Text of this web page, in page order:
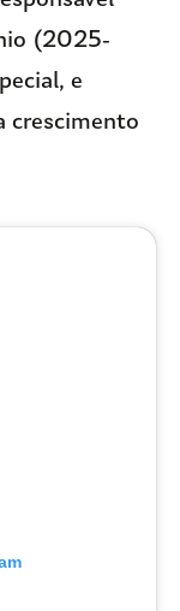
(2025-
e
crescimento